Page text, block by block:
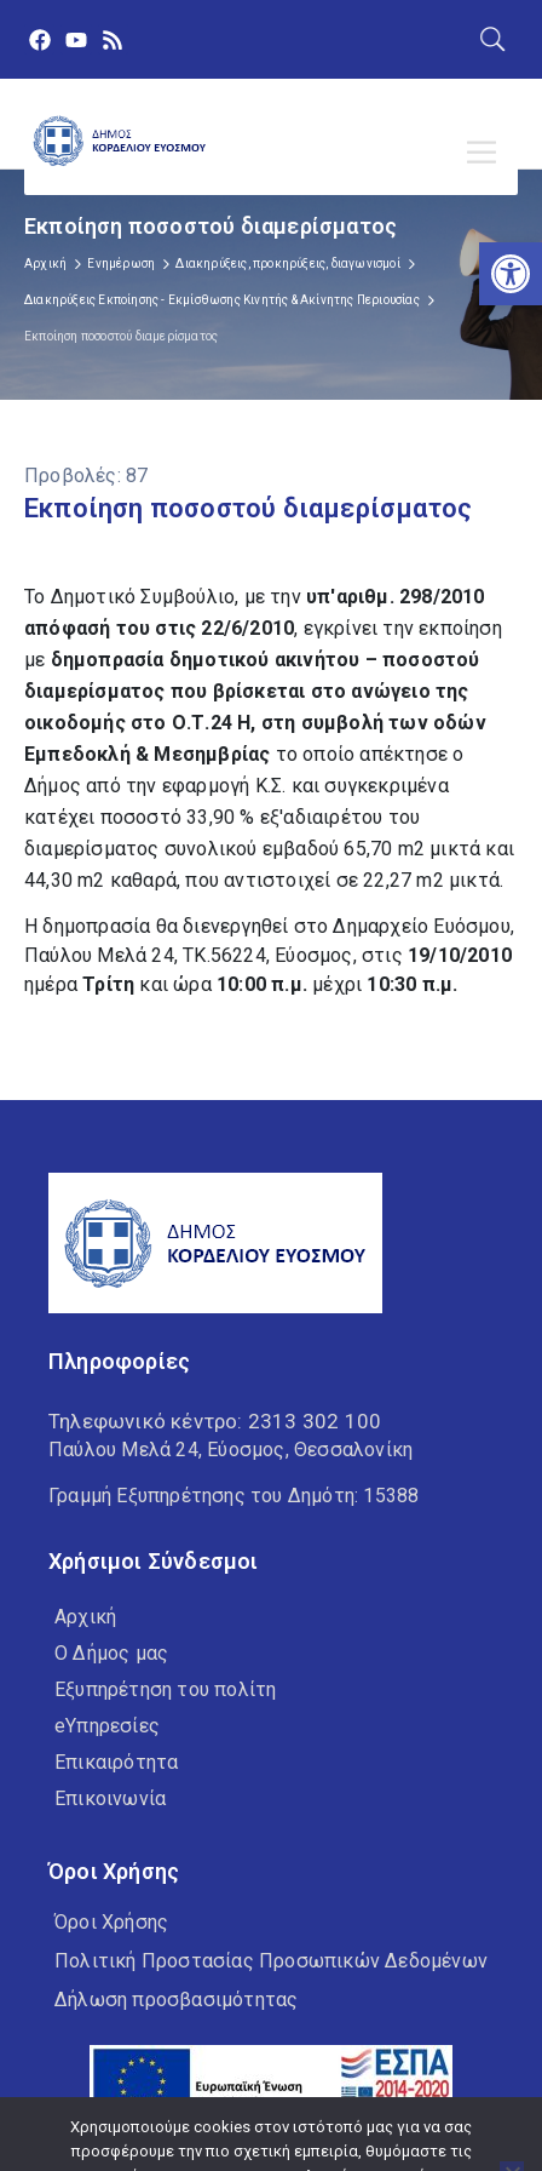
Εκποίηση ποσοστού διαμερίσματος
Αρχική Ενημέρωση Διακηρύξεις, προκηρύξεις, διαγωνισμοί
Διακηρύξεις Εκποίησης - Εκμίσθωσης Κινητής & Ακίνητης Περιουσίας
Εκποίηση ποσοστού διαμερίσματος
Προβολές: 87
Εκποίηση ποσοστού διαμερίσματος
Το Δημοτικό Συμβούλιο, με την υπ'αριθμ. 298/2010
απόφασή του στις 22/6/2010, εγκρίνει την εκποίηση
με δημοπρασία δημοτικού ακινήτου – ποσοστού
διαμερίσματος που βρίσκεται στο ανώγειο της
οικοδομής στο Ο.Τ.24 Η, στη συμβολή των οδών
Εμπεδοκλή & Μεσημβρίας το οποίο απέκτησε ο
Δήμος από την εφαρμογή Κ.Σ. και συγκεκριμένα
κατέχει ποσοστό 33,90 % εξ'αδιαιρέτου του
διαμερίσματος συνολικού εμβαδού 65,70 m2 μικτά και
44,30 m2 καθαρά, που αντιστοιχεί σε 22,27 m2 μικτά.
Η δημοπρασία θα διενεργηθεί στο Δημαρχείο Ευόσμου,
Παύλου Μελά 24, ΤΚ.56224, Εύοσμος, στις 19/10/2010
ημέραΤρίτη και ώρα 10:00 π.μ. μέχρι 10:30 π.μ.
Πληροφορίες
Τηλεφωνικό κέντρο: 2313 302 100
Παύλου Μελά 24, Εύοσμος, Θεσσαλονίκη
Γραμμή Εξυπηρέτησης του Δημότη: 15388
Χρήσιμοι Σύνδεσμοι
Αρχική
Ο Δήμος μας
Εξυπηρέτηση του πολίτη
eΥπηρεσίες
Επικαιρότητα
Επικοινωνία
Όροι Χρήσης
Όροι Χρήσης
Πολιτική Προστασίας Προσωπικών Δεδομένων
Δήλωση προσβασιμότητας
Χρησιμοποιούμε cookies στον ιστότοπό μας για να σας
προσφέρουμε την πιο σχετική εμπειρία, θυμόμαστε τις